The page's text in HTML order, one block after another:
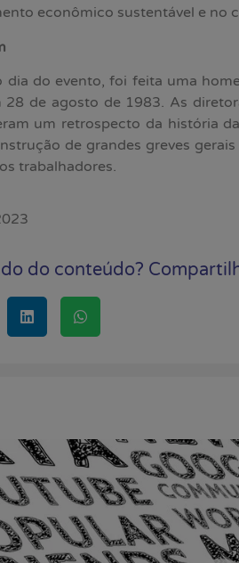
econômico sustentável e no
dia do evento, foi feita uma
28 de agosto de 1983. As
um retrospecto da história
de grandes greves
trabalhadores.
do conteúdo?